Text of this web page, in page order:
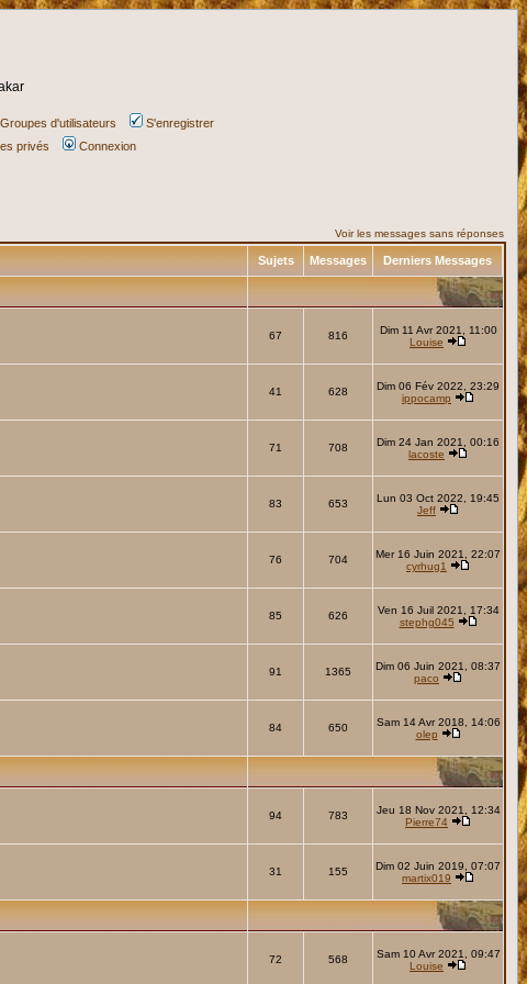
Groupes d'utilisateurs
S'enregistrer
privés Connexion
Voir les messages sans réponses
Sujets Messages Derniers Messages
67 816
Dim 11 Avr 2021, 11:00
Louise
41 628
Dim 06 Fév 2022, 23:29
ippocamp
71 708
Dim 24 Jan 2021, 00:16
lacoste
83 653
Lun 03 Oct 2022, 19:45
Jeff
76 704
Mer 16 Juin 2021, 22:07
cyrhug1
85 626
Ven 16 Juil 2021, 17:34
stephg045
91 1365
Dim 06 Juin 2021, 08:37
paco
84 650
Sam 14 Avr 2018, 14:06
olep
94 783
Jeu 18 Nov 2021, 12:34
Pierre74
31 155
Dim 02 Juin 2019, 07:07
martix019
72 568
Sam 10 Avr 2021, 09:47
Louise